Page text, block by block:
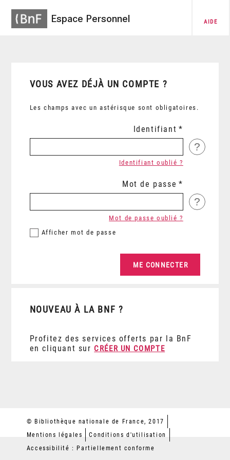
Espace Personnel AIDE
VOUS AVEZ DÉJÀ UN COMPTE ?
Les champs avec un astérisque sont obligatoires.
Identifiant
?
Identifiant oublié ?
Mot de passe
?
Afficher mot de passe
Mot de passe oublié ?
NOUVEAU À LA BNF ?
Profitez des services offerts par la BnF
en cliquant sur CRÉER UN COMPTE
© Bibliothèque nationale de France, 2017
Mentions légales
Conditions d'utilisation
Accessibilité : Partiellement conforme